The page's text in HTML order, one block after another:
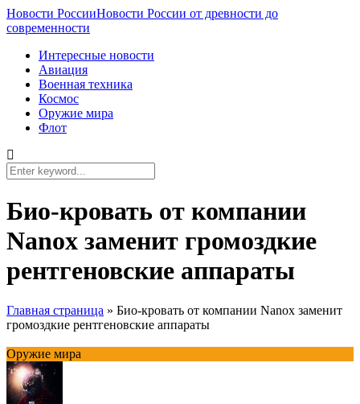
Новости РоссииНовости России от древности до
современности
Интересные новости
Авиация
Военная техника
Космос
Оружие мира
Флот
Био-кровать от компании
Nanox заменит громоздкие
рентгеновские аппараты
Главная страница » Био-кровать от компании Nanox заменит
громоздкие рентгеновские аппараты
Оружие мира